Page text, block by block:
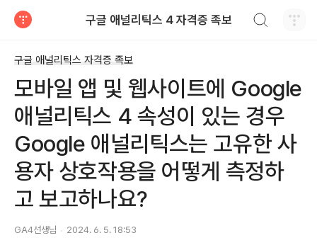
구글 애널리틱스 4 자격증 족보
구글 애널리틱스 자격증 족보
모바일 앱 및 웹사이트에 Google
애널리틱스 4 속성이 있는 경우
Google 애널리틱스는 고유한 사
용자 상호작용을 어떻게 측정하
고 보고하나요?
GA4선생님 2024. 6. 5. 18:53